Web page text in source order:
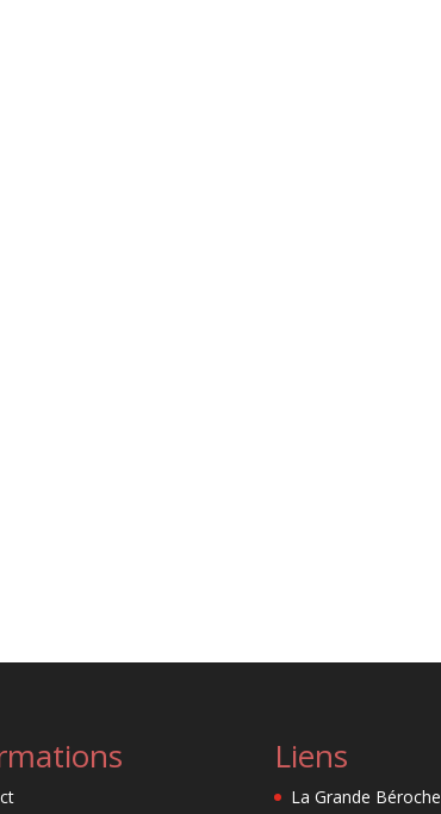
Liens
La Grande Béroche